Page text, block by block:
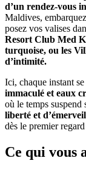
d’un rendez-vous
Maldives,
posez vos valises
Resort Club Med
turquoise, ou les
d’intimité.
Ici, chaque instant
immaculé et eaux
où le temps suspend
liberté et
dès le premier
Ce qui vous